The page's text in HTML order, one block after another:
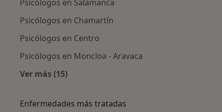
Psicólogos en Salamanca
Psicólogos en Chamartín
Psicólogos en Centro
Psicólogos en Moncloa - Aravaca
Ver más (15)
Enfermedades más tratadas